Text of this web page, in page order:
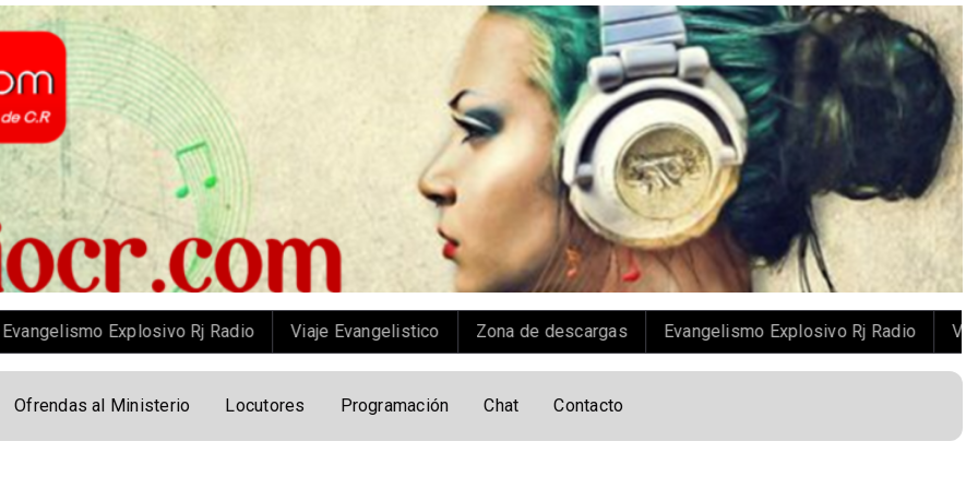
Explosivo Rj Radio Viaje Evangelistico Zona de descargas Evangelismo Explosivo Rj Radio Viaje
Ofrendas al Ministerio Locutores Programación Chat Contacto